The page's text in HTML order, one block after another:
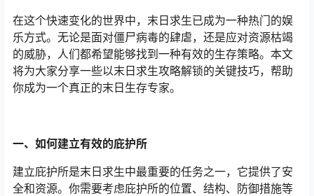
在这个快速变化的世界中，末日求生已成为一种热门的娱
乐方式。无论是面对僵尸病毒的肆虐，还是应对资源枯竭
的威胁，人们都希望能够找到一种有效的生存策略。本文
将为大家分享一些以末日求生攻略解锁的关键技巧，帮助
你成为一个真正的末日生存专家。
一、如何建立有效的庇护所
建立庇护所是末日求生中最重要的任务之一，它提供了安
全和资源。你需要考虑庇护所的位置、结构、防御措施等